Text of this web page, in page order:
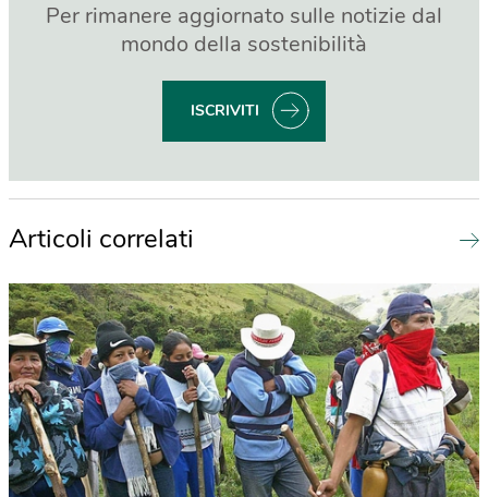
Per rimanere aggiornato sulle notizie dal
mondo della sostenibilità
ISCRIVITI
Articoli correlati